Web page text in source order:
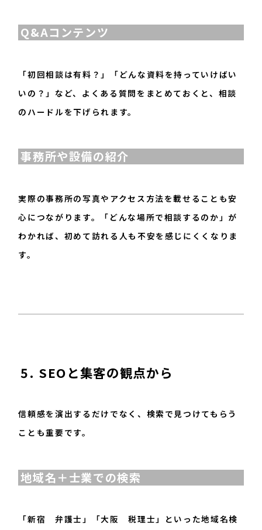
Q&Aコンテンツ
「初回相談は有料？」「どんな資料を持っていけばい
いの？」など、よくある質問をまとめておくと、相談
のハードルを下げられます。
事務所や設備の紹介
実際の事務所の写真やアクセス方法を載せることも安
心につながります。「どんな場所で相談するのか」が
わかれば、初めて訪れる人も不安を感じにくくなりま
す。
5. SEOと集客の観点から
信頼感を演出するだけでなく、検索で見つけてもらう
ことも重要です。
地域名＋士業での検索
「新宿 弁護士」「大阪 税理士」といった地域名検